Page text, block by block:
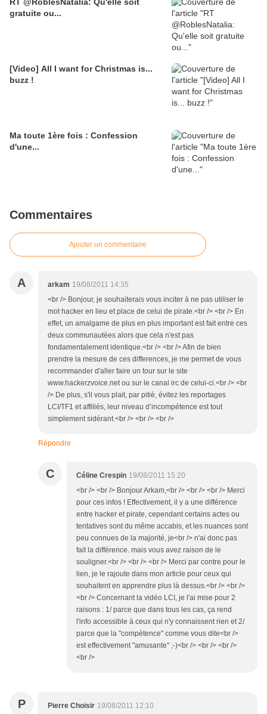
gratuite ou...
[Video] All I want for Christmas is...
buzz !
Ma toute 1ère fois : Confession
d'une...
Commentaires
Ajouter un commentaire
A arkam 19/08/2011 14:35
<br /> Bonjour, je souhaiterais vous inciter à ne pas utiliser le
mot hacker en lieu et place de celui de pirate.<br /> <br /> En
effet, un amalgame de plus en plus important est fait entre ces
deux communautées alors que cela n'est pas
fondamentalement identique.<br /> <br /> Afin de bien
prendre la mesure de ces differences, je me permet de vous
recommander d'aller faire un tour sur le site
www.hackerzvoice.net ou sur le canal irc de celui-ci.<br /> <br
/> De plus, s'il vous plait, par pitié, évitez les reportages
LCI/TF1 et affiliés, leur niveau d’incompétence est tout
simplement sidérant.<br /> <br /> <br />
Répondre
C Céline Crespin 19/08/2011 15:20
<br /> <br /> Bonjour Arkam,<br /> <br /> <br /> Merci
pour ces infos ! Effectivement, il y a une différence
entre hacker et pirate, cependant certains actes ou
tentatives sont du même accabis, et les nuances sont
peu connues de la majorité, je<br /> n'ai donc pas
fait la différence. mais vous avez raison de le
souligner.<br /> <br /> <br /> Merci par contre pour le
lien, je le rajoute dans mon article pour ceux qui
souhaitent en apprendre plus là dessus.<br /> <br />
<br /> Concernant la vidéo LCI, je l'ai mise pour 2
raisons : 1/ parce que dans tous les cas, ça rend
l'info accessible à ceux qui n'y connaissent rien et 2/
parce que la "compétence" comme vous dite<br />
est effectivement "amusante" ;-)<br /> <br /> <br />
<br />
P Pierre Choisir 19/08/2011 12:10